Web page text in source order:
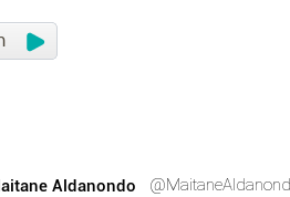
Aldanondo @MaitaneAldanond